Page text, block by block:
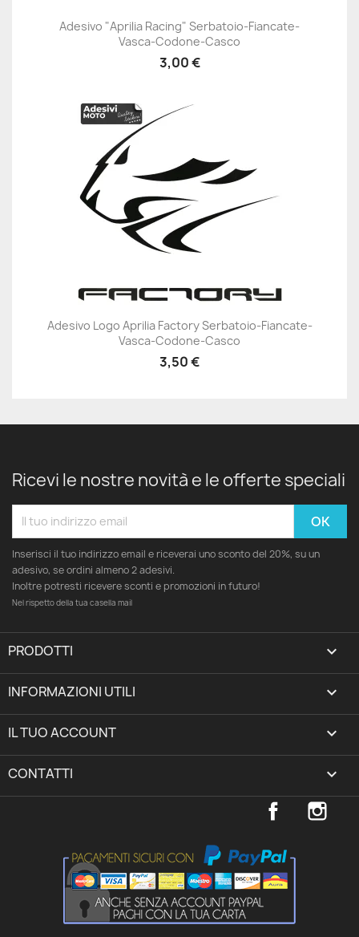
Adesivo "Aprilia Racing" Serbatoio-Fiancate-
Vasca-Codone-Casco
3,00 €
Adesivo Logo Aprilia Factory Serbatoio-Fiancate-
Vasca-Codone-Casco
3,50 €
Ricevi le nostre novità e le offerte speciali
Inserisci il tuo indirizzo email e riceverai uno sconto del 20%, su un
adesivo, se ordini almeno 2 adesivi.
Inoltre potresti ricevere sconti e promozioni in futuro!
Nel rispetto della tua casella mail
PRODOTTI 
INFORMAZIONI UTILI 
IL TUO ACCOUNT expand_more
CONTATTI keyboard_arrow_down
Facebook